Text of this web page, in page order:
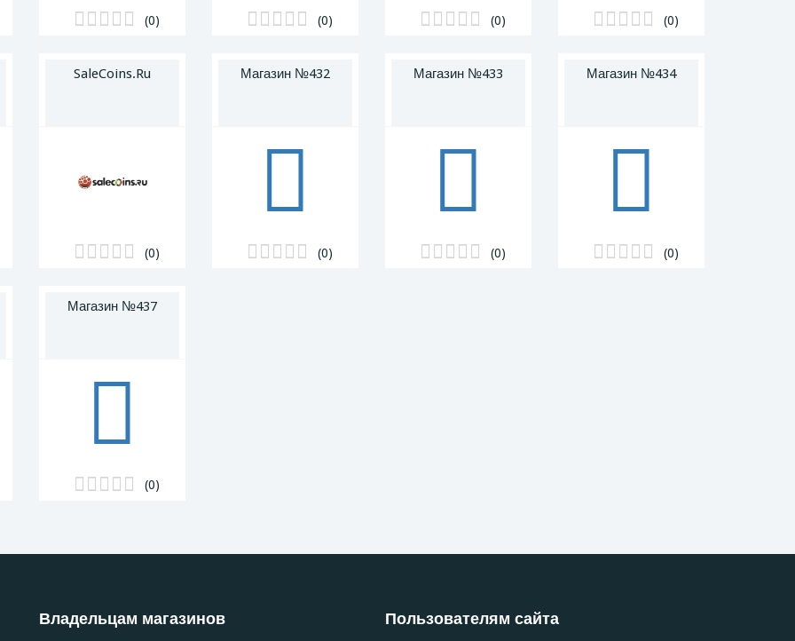
(0) (0) (0) (0)
SaleCoins.Ru
(0)
Магазин №432
(0)
Магазин №433
(0)
Магазин №434
(0)
Магазин №437
(0)
Владельцам магазинов Пользователям сайта